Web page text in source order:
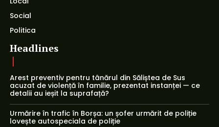
Social
Politica
Headlines
Arest preventiv pentru tânărul din Săliștea de Sus
acuzat de violență în familie, prezentat instanței — ce
detalii au ieșit la suprafață?
Urmărire în trafic în Borșa: un șofer urmărit de poliție
lovește autospeciala de poliție